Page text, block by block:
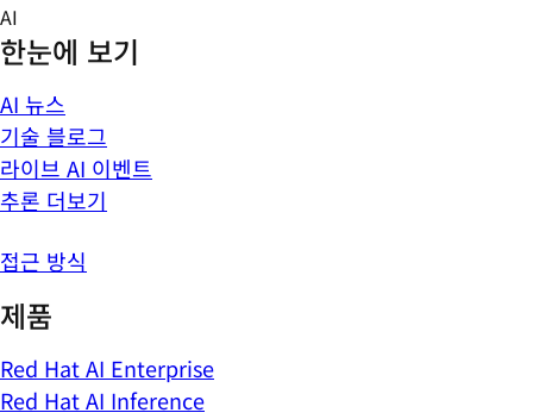
Skip
to
content
AI
한눈에 보기
AI 뉴스
기술 블로그
라이브 AI 이벤트
추론 더보기
접근 방식
제품
Red Hat AI Enterprise
Red Hat AI Inference